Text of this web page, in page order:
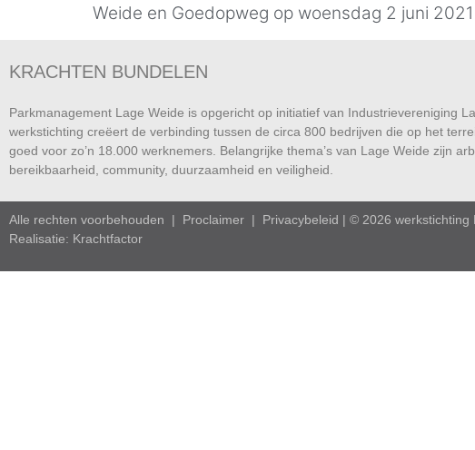
Weide en Goedopweg op woensdag 2 juni
KRACHTEN BUNDELEN
Parkmanagement Lage Weide is opgericht op initiatief van Industrievereniging
werkstichting creëert de verbinding tussen de circa 800 bedrijven die op het
goed voor zo’n 18.000 werknemers. Belangrijke thema’s van Lage Weide zijn
bereikbaarheid, community, duurzaamheid en veiligheid.
Alle rechten voorbehouden | Proclaimer | Privacybeleid | © 2026
Realisatie: Krachtfactor